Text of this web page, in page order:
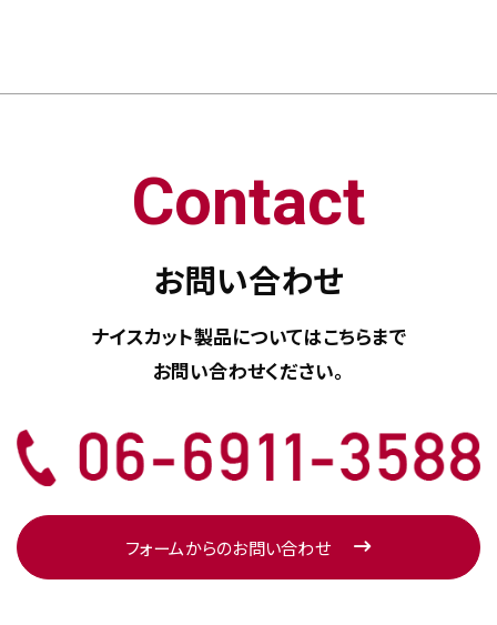
Contact
お問い合わせ
ナイスカット製品についてはこちらまで
お問い合わせください。
フォームからのお問い合わせ